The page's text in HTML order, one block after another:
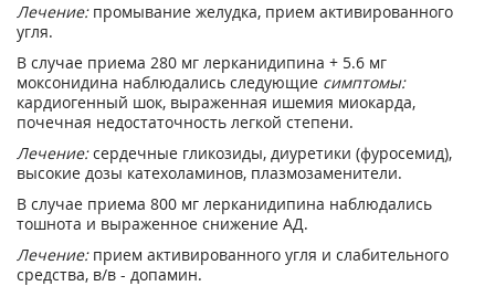
Лечение: промывание желудка, прием активированного
угля.
В случае приема 280 мг лерканидипина + 5.6 мг
моксонидина наблюдались следующие симптомы:
кардиогенный шок, выраженная ишемия миокарда,
почечная недостаточность легкой степени.
Лечение:сердечные гликозиды, диуретики (фуросемид),
высокие дозы катехоламинов, плазмозаменители.
В случае приема 800 мг лерканидипина наблюдались
тошнота и выраженное снижение АД.
Лечение: прием активированного угля и слабительного
средства, в/в - допамин.